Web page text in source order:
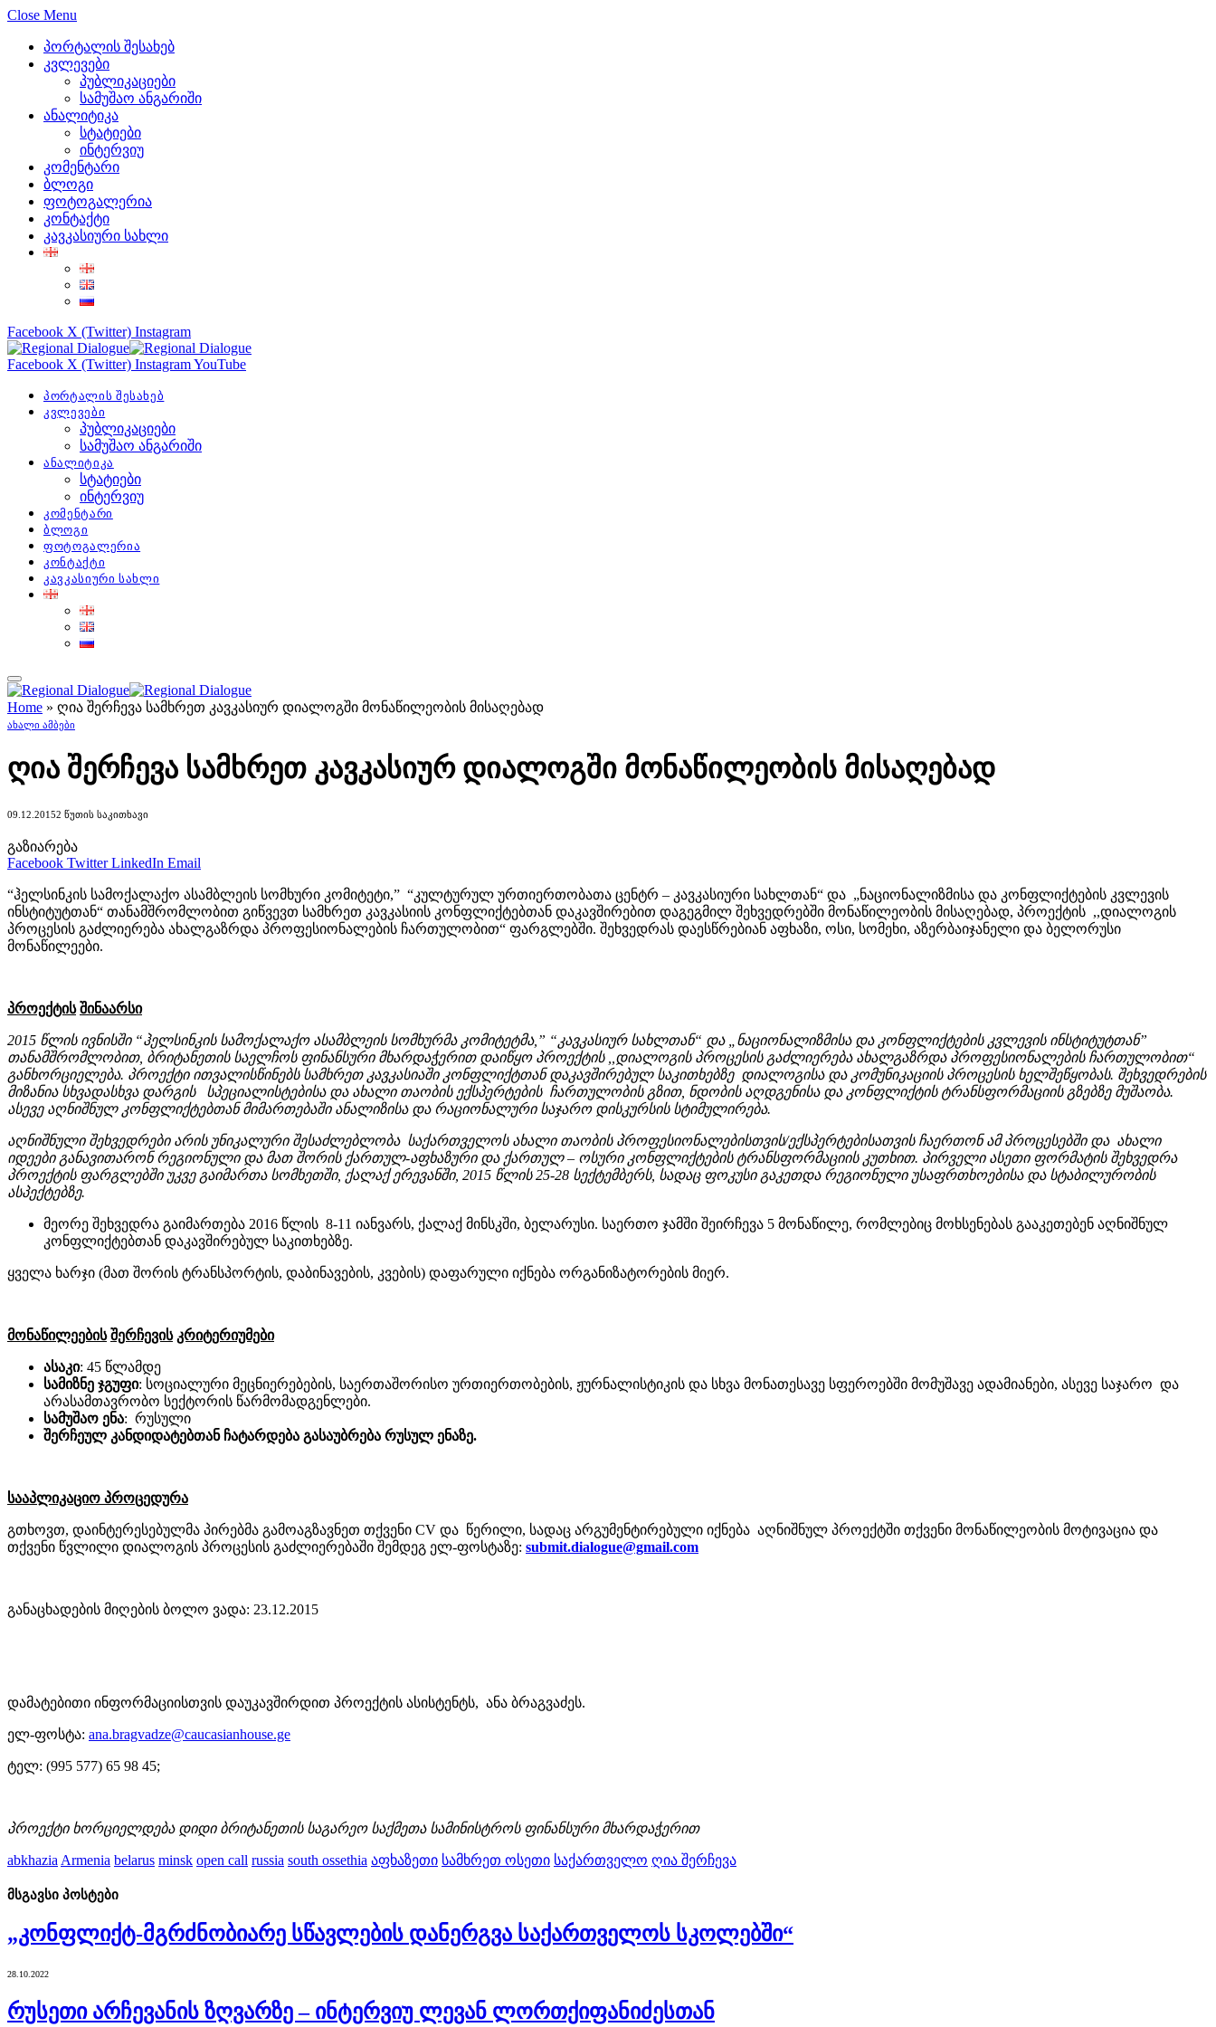
Close Menu
პორტალის შესახებ
კვლევები
პუბლიკაციები
სამუშაო ანგარიში
ანალიტიკა
სტატიები
ინტერვიუ
კომენტარი
ბლოგი
ფოტოგალერია
კონტაქტი
კავკასიური სახლი
Facebook X (Twitter) Instagram
Facebook X (Twitter) InstagramYouTube
პორტალის შესახებ
კვლევები
პუბლიკაციები
სამუშაო ანგარიში
ანალიტიკა
სტატიები
ინტერვიუ
კომენტარი
ბლოგი
ფოტოგალერია
კონტაქტი
კავკასიური სახლი
Home » ღია შერჩევა სამხრეთ კავკასიურ დიალოგში მონაწილეობის მისაღებად
ᲐᲮᲐᲚᲘ ᲐᲛᲑᲔᲑᲘ
ღია შერჩევა სამხრეთ კავკასიურ დიალოგში მონაწილეობის მისაღებად
09.12.20152 ᲬᲣᲗᲘᲡ ᲡᲐᲙᲘᲗᲮᲐᲕᲘ
გაზიარება
Facebook Twitter LinkedIn Email
“ჰელსინკის სამოქალაქო ასამბლეის სომხური კომიტეტი,” “კულტურულ ურთიერთობათა ცენტრ – კავკასიური სახლთან“ და „ნაციონალიზმისა და კონფლიქტების კვლევის
ინსტიტუტთან“ თანამშრომლობით გიწვევთ სამხრეთ კავკასიის კონფლიქტებთან დაკავშირებით დაგეგმილ შეხვედრებში მონაწილეობის მისაღებად, პროექტის ,,დიალოგის
პროცესის გაძლიერება ახალგაზრდა პროფესიონალების ჩართულობით“ ფარგლებში. შეხვედრას დაესწრებიან აფხაზი, ოსი, სომეხი, აზერბაიჯანელი და ბელორუსი
მონაწილეები.
პროექტის შინაარსი
2015 წლის ივნისში “ჰელსინკის სამოქალაქო ასამბლეის სომხურმა კომიტეტმა,” “კავკასიურ სახლთან“ და „ნაციონალიზმისა და კონფლიქტების კვლევის ინსტიტუტთან”
თანამშრომლობით, ბრიტანეთის საელჩოს ფინანსური მხარდაჭერით დაიწყო პროექტის ,,დიალოგის პროცესის გაძლიერება ახალგაზრდა პროფესიონალების ჩართულობით“
განხორციელება. პროექტი ითვალისწინებს სამხრეთ კავკასიაში კონფლიქტთან დაკავშირებულ საკითხებზე დიალოგისა და კომუნიკაციის პროცესის ხელშეწყობას. შეხვედრების
მიზანია სხვადასხვა დარგის სპეციალისტებისა და ახალი თაობის ექსპერტების ჩართულობის გზით, ნდობის აღდგენისა და კონფლიქტის ტრანსფორმაციის გზებზე მუშაობა.
ასევე აღნიშნულ კონფლიქტებთან მიმართებაში ანალიზისა და რაციონალური საჯარო დისკურსის სტიმულირება.
აღნიშნული შეხვედრები არის უნიკალური შესაძლებლობა საქართველოს ახალი თაობის პროფესიონალებისთვის/ექსპერტებისათვის ჩაერთონ ამ პროცესებში და ახალი
იდეები განავითარონ რეგიონული და მათ შორის ქართულ-აფხაზური და ქართულ – ოსური კონფლიქტების ტრანსფორმაციის კუთხით. პირველი ასეთი ფორმატის შეხვედრა
პროექტის ფარგლებში უკვე გაიმართა სომხეთში, ქალაქ ერევანში, 2015 წლის 25-28 სექტემბერს, სადაც ფოკუსი გაკეთდა რეგიონული უსაფრთხოებისა და სტაბილურობის
ასპექტებზე.
მეორე შეხვედრა გაიმართება 2016 წლის 8-11 იანვარს, ქალაქ მინსკში, ბელარუსი. საერთო ჯამში შეირჩევა 5 მონაწილე, რომლებიც მოხსენებას გააკეთებენ აღნიშნულ
კონფლიქტებთან დაკავშირებულ საკითხებზე.
ყველა ხარჯი (მათ შორის ტრანსპორტის, დაბინავების, კვების) დაფარული იქნება ორგანიზატორების მიერ.
მონაწილეების შერჩევის კრიტერიუმები
ასაკი: 45 წლამდე
სამიზნე ჯგუფი: სოციალური მეცნიერებების, საერთაშორისო ურთიერთობების, ჟურნალისტიკის და სხვა მონათესავე სფეროებში მომუშავე ადამიანები, ასევე საჯარო და
არასამთავრობო სექტორის წარმომადგენლები.
სამუშაო ენა: რუსული
შერჩეულ კანდიდატებთან ჩატარდება გასაუბრება რუსულ ენაზე.
სააპლიკაციო პროცედურა
გთხოვთ, დაინტერესებულმა პირებმა გამოაგზავნეთ თქვენი CV და წერილი, სადაც არგუმენტირებული იქნება აღნიშნულ პროექტში თქვენი მონაწილეობის მოტივაცია და
თქვენი წვლილი დიალოგის პროცესის გაძლიერებაში შემდეგ ელ-ფოსტაზე: submit.dialogue@gmail.com
განაცხადების მიღების ბოლო ვადა: 23.12.2015
დამატებითი ინფორმაციისთვის დაუკავშირდით პროექტის ასისტენტს, ანა ბრაგვაძეს.
ელ-ფოსტა: ana.bragvadze@caucasianhouse.ge
ტელ: (995 577) 65 98 45;
პროექტი ხორციელდება დიდი ბრიტანეთის საგარეო საქმეთა სამინისტროს ფინანსური მხარდაჭერით
abkhazia Armenia belarus minsk open call russia south ossethia აფხაზეთი სამხრეთ ოსეთი საქართველო ღია შერჩევა
მსგავსი პოსტები
„კონფლიქტ-მგრძნობიარე სწავლების დანერგვა საქართველოს სკოლებში“
28.10.2022
რუსეთი არჩევანის ზღვარზე – ინტერვიუ ლევან ლორთქიფანიძესთან